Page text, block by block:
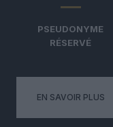
PSEUDONYME
RÉSERVÉ
EN SAVOIR PLUS